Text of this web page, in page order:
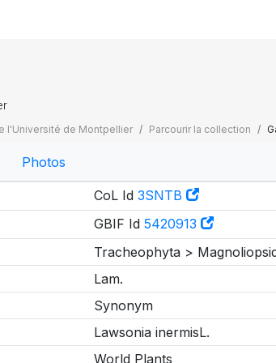
l'Université de Montpellier Parcourir la collection
Photos
CoL Id 3SNTB
GBIF Id 5420913
Tracheophyta >
Lam.
Synonym
Lawsonia inermisL.
World Plants